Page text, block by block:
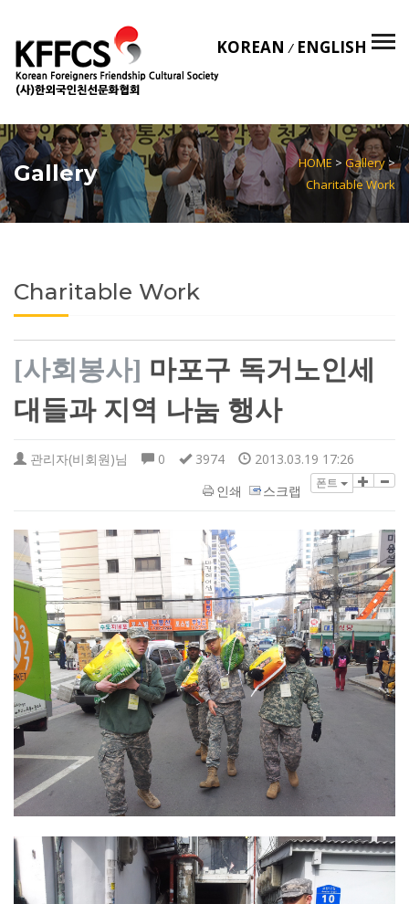
KOREAN / ENGLISH
Gallery HOME > Gallery>
Charitable Work
Charitable Work
[사회봉사] 마포구 독거노인세
대들과 지역 나눔 행사
관리자(비회원)님 0 3974 2013.03.19 17:26
폰트
인쇄 스크랩